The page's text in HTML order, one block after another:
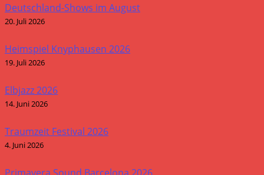
Deutschland-Shows im August
20. Juli 2026
Heimspiel Knyphausen 2026
19. Juli 2026
Elbjazz 2026
14. Juni 2026
Traumzeit Festival 2026
4. Juni 2026